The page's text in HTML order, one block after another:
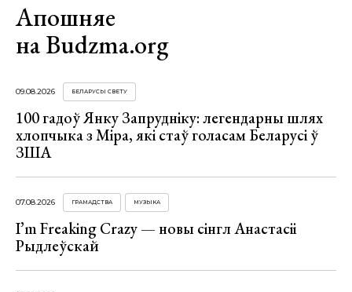
Апошняе
на Budzma.org
09.08.2026 БЕЛАРУСЫ СВЕТУ
100 гадоў Янку Запрудніку: легендарны шлях
хлопчыка з Міра, які стаў голасам Беларусі ў
ЗША
07.08.2026 ГРАМАДСТВА МУЗЫКА
I’m Freaking Crazy — новы сінгл Анастасіі
Рыдлеўскай